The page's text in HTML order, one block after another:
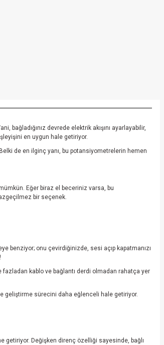
devrede elektrik akışını ayarlayabilir,
en uygun hale getiriyor.
de en ilginç yanı, bu potansiyometrelerin hemen
Eğer biraz el beceriniz varsa, bu
bir seçenek.
benziyor; onu çevirdiğinizde, sesi açıp kapatmanızı
kablo ve bağlantı derdi olmadan rahatça yer
geliştirme sürecini daha eğlenceli hale getiriyor.
getiriyor. Değişken direnç özelliği sayesinde, bağlı